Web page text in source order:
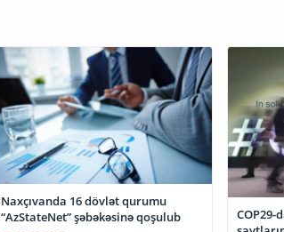
Naxçıvanda 16 dövlət qurumu
“AzStateNet” şəbəkəsinə qoşulub
COP29-